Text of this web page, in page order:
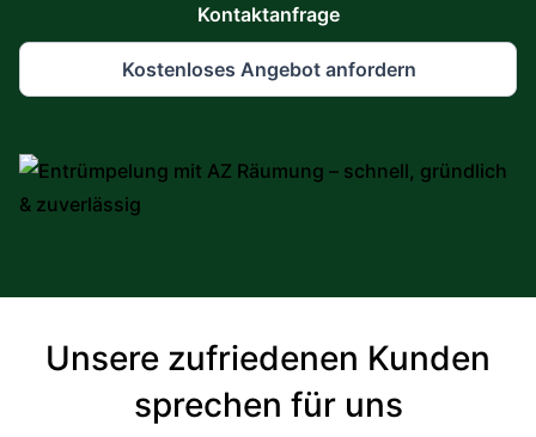
Kostenloses Angebot anfordern
Kontaktanfrage
Unsere zufriedenen Kunden
sprechen für uns